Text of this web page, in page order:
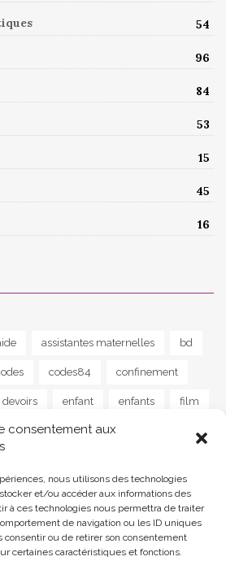
consentement aux
nous utilisons des technologies
et/ou accéder aux informations des
à ces technologies nous permettra de traiter
de navigation ou les ID uniques
consentir ou de retirer son consentement
certaines caractéristiques et fonctions.
54
96
84
53
15
45
16
assistantes maternelles bd
codes84 confinement
devoirs enfant enfants film
jeu jeunes lapalud
poisson poème programme
reprise santé scolaire
street art stress séjour